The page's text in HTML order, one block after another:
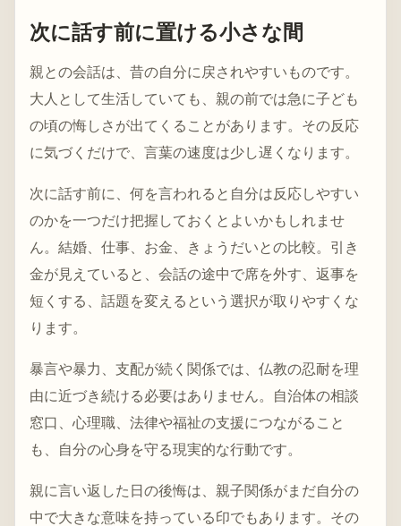
次に話す前に置ける小さな間
親との会話は、昔の自分に戻されやすいものです。
大人として生活していても、親の前では急に子ども
の頃の悔しさが出てくることがあります。その反応
に気づくだけで、言葉の速度は少し遅くなります。
次に話す前に、何を言われると自分は反応しやすい
のかを一つだけ把握しておくとよいかもしれませ
ん。結婚、仕事、お金、きょうだいとの比較。引き
金が見えていると、会話の途中で席を外す、返事を
短くする、話題を変えるという選択が取りやすくな
ります。
暴言や暴力、支配が続く関係では、仏教の忍耐を理
由に近づき続ける必要はありません。自治体の相談
窓口、心理職、法律や福祉の支援につながること
も、自分の心身を守る現実的な行動です。
親に言い返した日の後悔は、親子関係がまだ自分の
中で大きな意味を持っている印でもあります。その